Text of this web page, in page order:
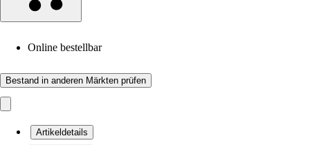
Online bestellbar
Bestand in anderen Märkten prüfen
Artikeldetails